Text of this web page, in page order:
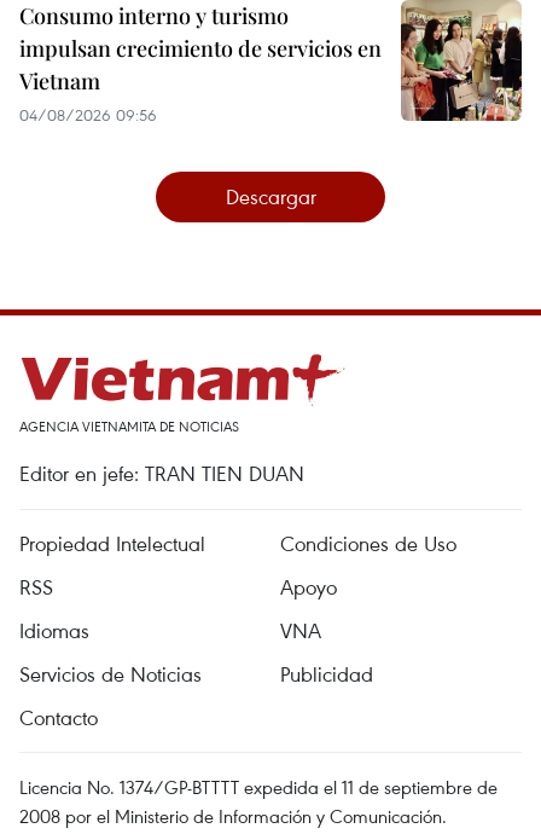
Consumo interno y turismo
impulsan crecimiento de servicios en
Vietnam
04/08/2026 09:56
Descargar
AGENCIA VIETNAMITA DE NOTICIAS
Editor en jefe: TRAN TIEN DUAN
Propiedad Intelectual
Condiciones de Uso
RSS
Apoyo
Idiomas
VNA
Servicios de Noticias
Publicidad
Contacto
Licencia No. 1374/GP-BTTTT expedida el 11 de septiembre de
2008 por el Ministerio de Información y Comunicación.